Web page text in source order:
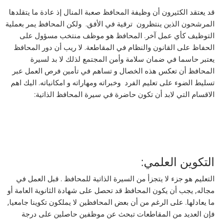
قد يعتقد الكثيرون أن وظيفة المحافظ صعبة المنال إذ عادة ما يتقلدها
المرشحون الذين ينتظرون ترقية في الأفق. ولكن المحافظ يمر بعملية
التوظيف كأي عمل آخر. المحافظ هو موظف منتخب مسؤول على
الحفاظ على القانون والنظام في المقاطعة. لا ريب أن دور المحافظ
يعتبر حاسما في ضمان سلامة وأمن المجتمع لذلك لا بد لسيرة
المحافظ أن تعكس هذه الخصال و تساهم في تأمين فرص العمل عبر
تسليط الضوء على تعليم الفرد وخبراته ومهاراته و امكانياته. اليك اهم
الاقسام التي لابد أن تكون حاضرة في سيرة المحافظ الذاتية:
التكوين العلمي:
التعليم هو جزء لا يتجزأ من السيرة الذاتية للمحافظ . قبل العمل في
مجاله, يجب أن يكون المحافظ قد تحصل على شهادة الثانوية العامة أو
ما يعادلها. على الرغم من أن بعض المحافظين لا يملكون تكوينا جامعيا,
فإن العديد من المقاطعات تبحث عن موظفين حاصلين على درجة